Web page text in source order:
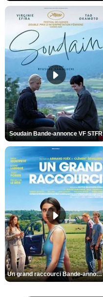
Soudain Bande-annonce VF STFR
Un grand raccourci Bande-annonce VF